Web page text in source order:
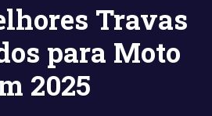
Travas
para Moto
2025